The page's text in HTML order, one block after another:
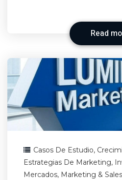
Read
Casos De Estudio,
Estrategias De Marketing,
Mercados, Marketing & Sales